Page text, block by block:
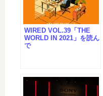
WIRED VOL.39「THE
WORLD IN 2021」を読ん
で